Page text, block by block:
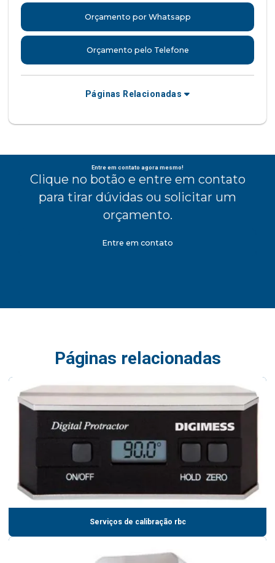
Orçamento por Whatsapp
Orçamento pelo Telefone
Páginas Relacionadas
Entre em contato agora mesmo!
Clique no botão e entre em contato
para tirar dúvidas ou solicitar um
orçamento.
Entre em contato
Páginas relacionadas
Serviços de calibração rbc